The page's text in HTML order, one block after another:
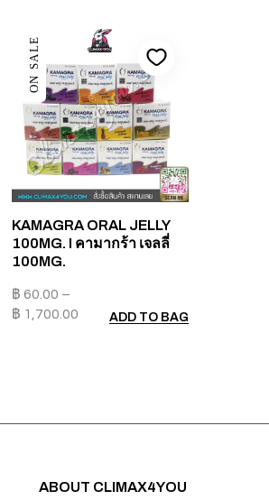
ON SALE
KAMAGRA ORAL JELLY
100MG. I คามากร้า เจลลี่
100MG.
฿ 60.00 –
฿ 1,700.00 ADD TO BAG
ABOUT CLIMAX4YOU